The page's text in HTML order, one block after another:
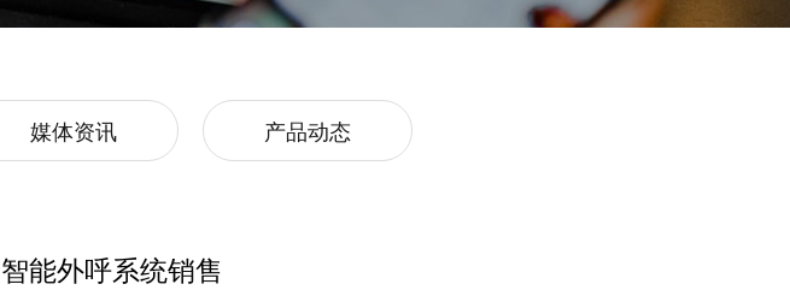
媒体资讯 产品动态
能外呼系统销售